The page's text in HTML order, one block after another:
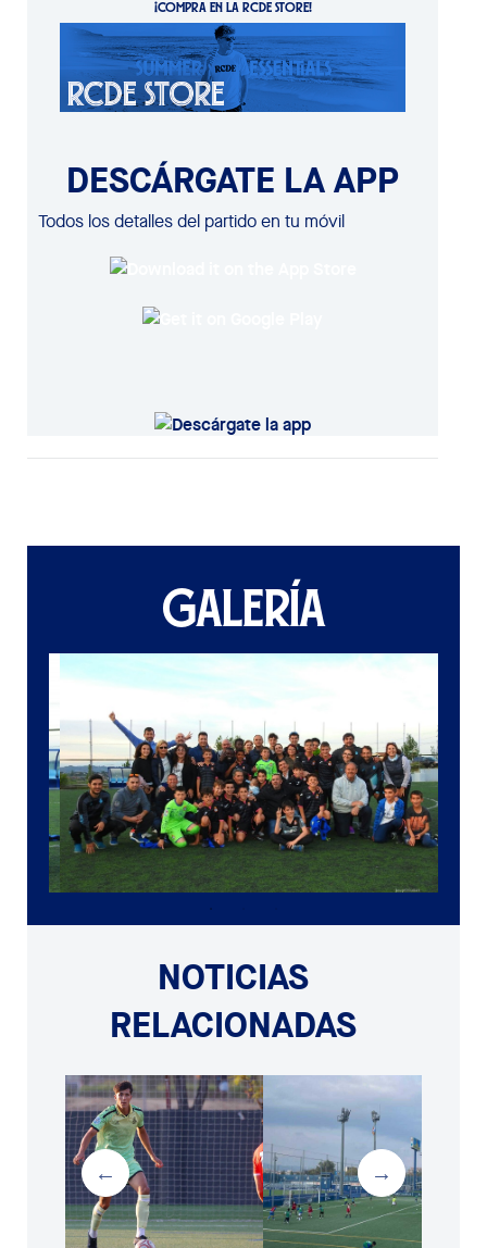
¡COMPRA EN LA RCDE STORE!
DESCÁRGATE LA APP
Todos los detalles del partido en tu móvil
GALERÍA
NOTICIAS
RELACIONADAS